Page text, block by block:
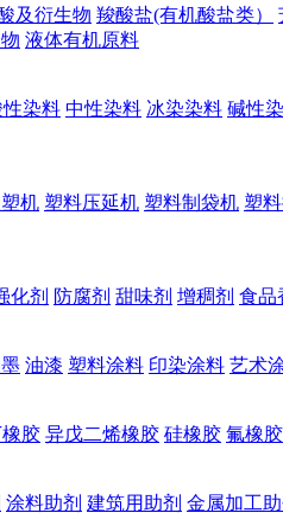
及衍生物 羧酸盐(有机酸盐类）
液体有机原料
性染料 中性染料 冰染染料 碱性
机 塑料压延机 塑料制袋机 塑
化剂 防腐剂 甜味剂 增稠剂 食品
油漆 塑料涂料 印染涂料 艺术
胶 异戊二烯橡胶 硅橡胶 氟橡胶
涂料助剂 建筑用助剂 金属加工助